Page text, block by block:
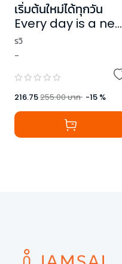
เริ่มต้นใหม่ได้ทุกวัน
Every day is a new
beginning.
รวิ
-
216.75255.00บาท -15 %